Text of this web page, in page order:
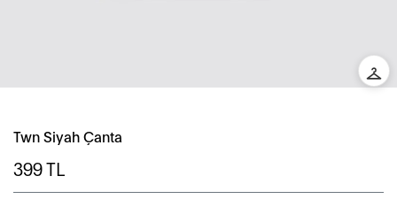
Twn Siyah Çanta
399TL